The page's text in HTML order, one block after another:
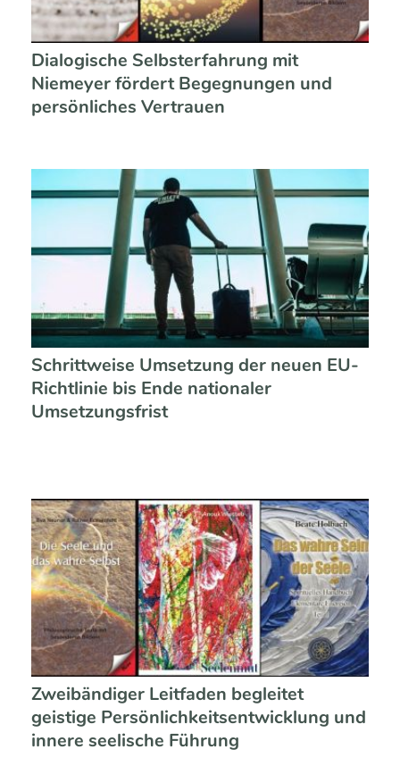
Dialogische Selbsterfahrung mit
Niemeyer fördert Begegnungen und
persönliches Vertrauen
Schrittweise Umsetzung der neuen EU-
Richtlinie bis Ende nationaler
Umsetzungsfrist
Zweibändiger Leitfaden begleitet
geistige Persönlichkeitsentwicklung und
innere seelische Führung